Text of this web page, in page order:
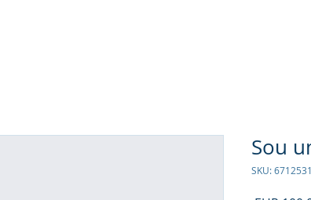
Sou
SKU: